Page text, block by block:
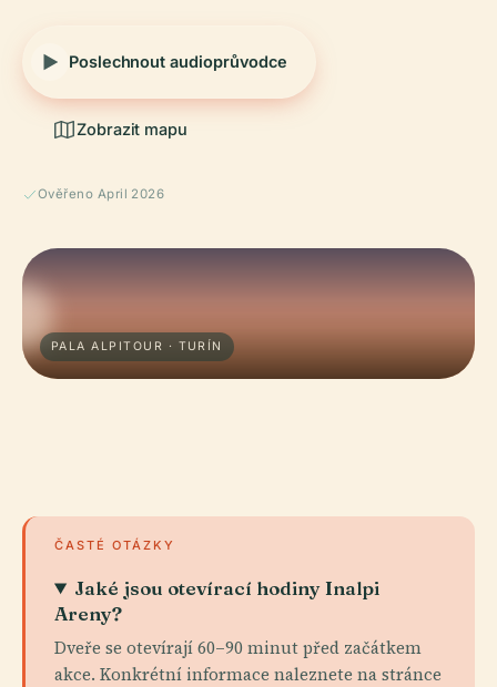
Poslechnout audioprůvodce
Zobrazit mapu
Ověřeno April 2026
PALA ALPITOUR · TURÍN
ČASTÉ OTÁZKY
Jaké jsou otevírací hodiny Inalpi
Areny?
Dveře se otevírají 60–90 minut před začátkem
akce. Konkrétní informace naleznete na stránce